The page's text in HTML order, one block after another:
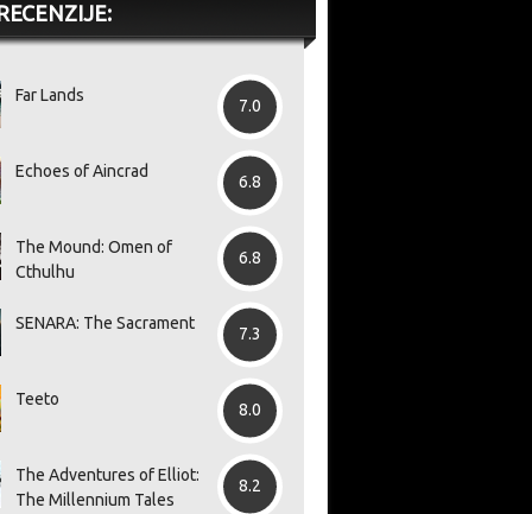
Far Lands
7.0
Echoes of Aincrad
6.8
The Mound: Omen of
Cthulhu
6.8
SENARA: The Sacrament
7.3
Teeto
8.0
The Adventures of Elliot:
The Millennium Tales
8.2